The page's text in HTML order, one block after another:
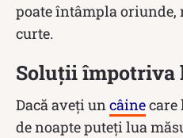
poate întâmpla
curte.
Soluții
Dacă aveți un câinecare
de noapte puteți lua